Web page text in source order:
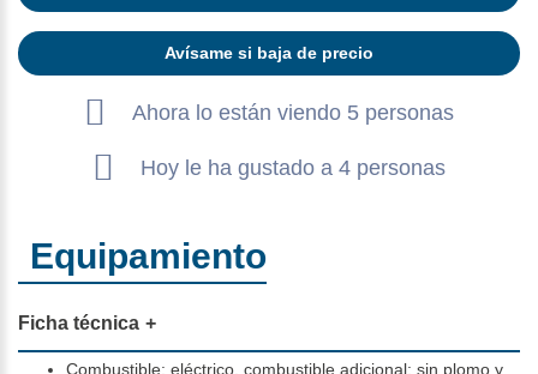
Avísame si baja de precio
Ahora lo están viendo 5 personas
Hoy le ha gustado a 4 personas
Equipamiento
Ficha técnica
Combustible: eléctrico. combustible adicional: sin plomo y